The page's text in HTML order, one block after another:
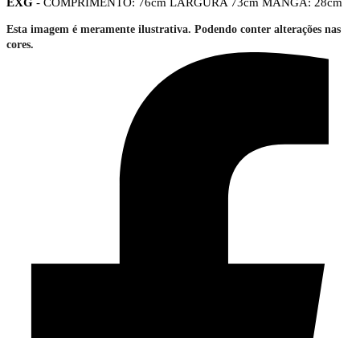
Esta imagem é meramente ilustrativa. Podendo conter alterações nas
cores.